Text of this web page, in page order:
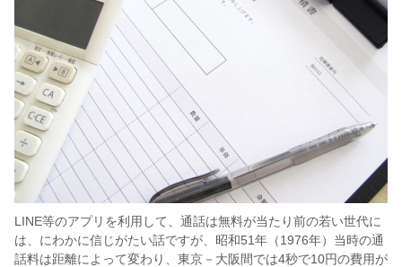
LINE等のアプリを利用して、通話は無料が当たり前の若い世代に
は、にわかに信じがたい話ですが、昭和51年（1976年）当時の通
話料は距離によって変わり、東京－大阪間では4秒で10円の費用が